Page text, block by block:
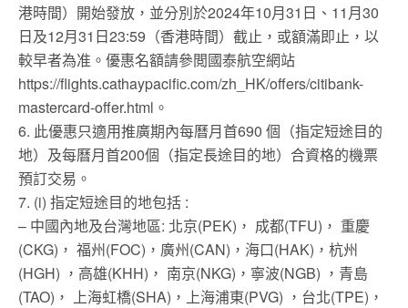
港時間）開始發放，並分別於2024年10月31日、11月30
日及12月31日23:59（香港時間）截止，或額滿即止，以
較早者為准。優惠名額請參閲國泰航空網站
https://flights.cathaypacific.com/zh_HK/offers/citibank-
mastercard-offer.html。
6. 此優惠只適用推廣期內每曆月首690 個（指定短途目的
地）及每曆月首200個（指定長途目的地）合資格的機票
預訂交易。
7. (i) 指定短途目的地包括 :
– 中國內地及台灣地區: 北京(PEK)， 成都(TFU)， 重慶
(CKG)， 福州(FOC)，廣州(CAN)，海口(HAK)，杭州
(HGH) ，高雄(KHH)， 南京(NKG)，寧波(NGB) ，青島
(TAO)， 上海虹橋(SHA)，上海浦東(PVG) ，台北(TPE)，